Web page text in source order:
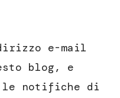
e-mail
blog, e
le notifiche di